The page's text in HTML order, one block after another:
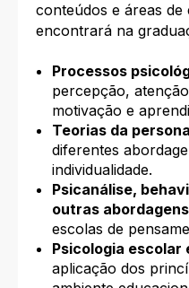
conteúdos e áreas
encontrará na
Processos
percepção,
motivação e
Teorias da
diferentes
individualidade.
Psicanálise,
outras
escolas de
Psicologia escolar
aplicação dos